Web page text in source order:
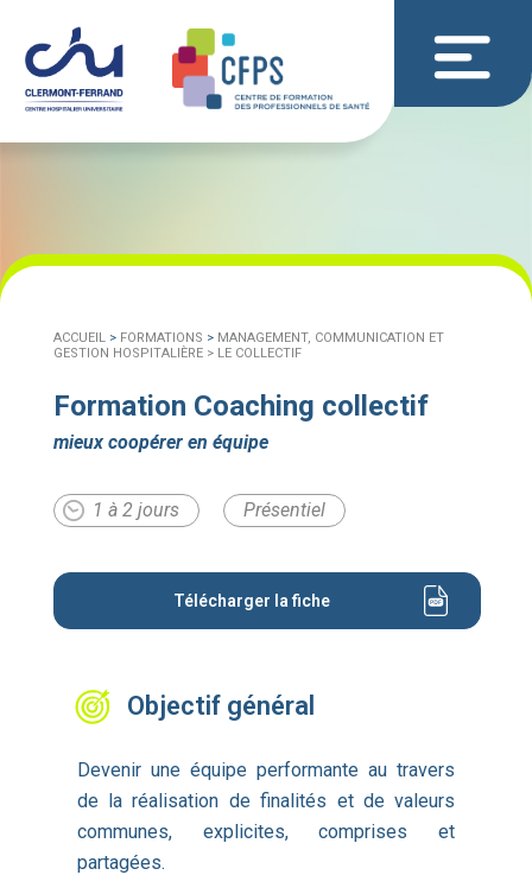
ACCUEIL> FORMATIONS > MANAGEMENT, COMMUNICATION ET
GESTION HOSPITALIÈRE > LE COLLECTIF
Formation Coaching collectif
mieux coopérer en équipe
1 à 2 jours Présentiel
Télécharger la fiche
Objectif général
Devenir une équipe performante au travers
de la réalisation de finalités et de valeurs
communes, explicites, comprises et
partagées.